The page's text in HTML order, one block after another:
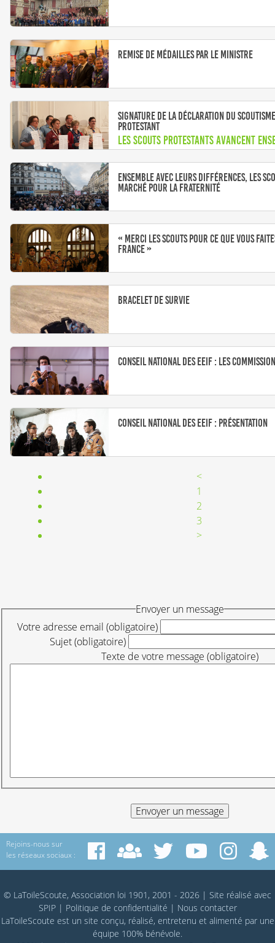
Remise de médailles par le ministre
Signature de la Déclaration du
Protestant
Les scouts protestants avancent
Ensemble avec leurs différences, les
marché pour la fraternité
« Merci les scouts pour ce que vous
France »
Bracelet de survie
Conseil national des EEIF : Les
Conseil national des EEIF : présentation
<
1
2
3
>
Envoyer un message
Votre adresse email (obligatoire)
Sujet (obligatoire)
Texte de votre message (obligatoire)
Rejoins-nous sur
les réseaux sociaux :
© LaToileScoute, Association loi 1901, 2001 - 2026 | Site réalisé avec
SPIP| Politique de confidentialité | Nous contacter
LaToileScoute est un site conçu, réalisé, entretenu et alimenté par une
équipe 100% bénévole.